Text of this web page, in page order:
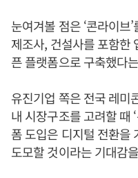
눈여겨볼 점은 ‘콘라이브
제조사, 건설사를 포함한
픈 플랫폼으로 구축했다
유진기업 쪽은 전국 레미
내 시장구조를 고려할 때
폼 도입은 디지털 전환을
도모할 것이라는 기대감